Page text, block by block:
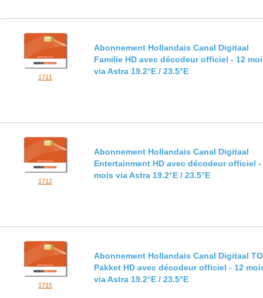
1711
Abonnement Hollandais Canal Digitaal
Familie HD avec décodeur officiel - 12
via Astra 19.2°E / 23.5°E
1712
Abonnement Hollandais Canal Digitaal
Entertainment HD avec décodeur officiel -
mois via Astra 19.2°E / 23.5°E
1715
Abonnement Hollandais Canal Digitaal
Pakket HD avec décodeur officiel - 12
via Astra 19.2°E / 23.5°E